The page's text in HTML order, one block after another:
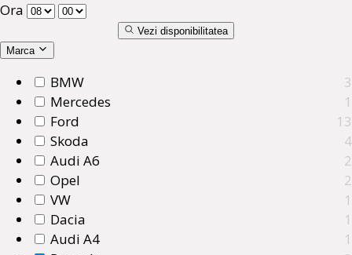
Ora
Vezi disponibilitatea
Marca
BMW
3
Mercedes
1
Ford
13
Skoda
4
Audi A6
2
Opel
2
VW
1
Dacia
1
Audi A4
1